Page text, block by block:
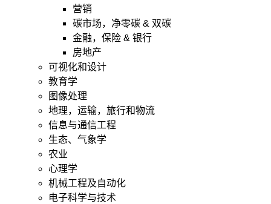
营销
碳市场，净零碳 & 双碳
金融，保险 & 银行
房地产
可视化和设计
教育学
图像处理
地理，运输，旅行和物流
信息与通信工程
生态、气象学
农业
心理学
机械工程及自动化
电子科学与技术